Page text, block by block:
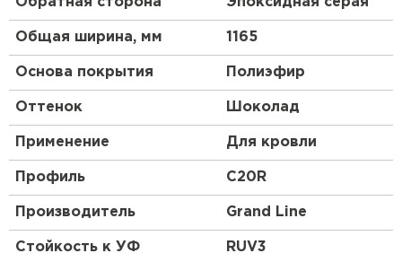
Общая ширина, мм 1165
Основа покрытия Полиэфир
Оттенок Шоколад
Применение Для кровли
Профиль C20R
Производитель Grand Line
Стойкость к УФ RUV3